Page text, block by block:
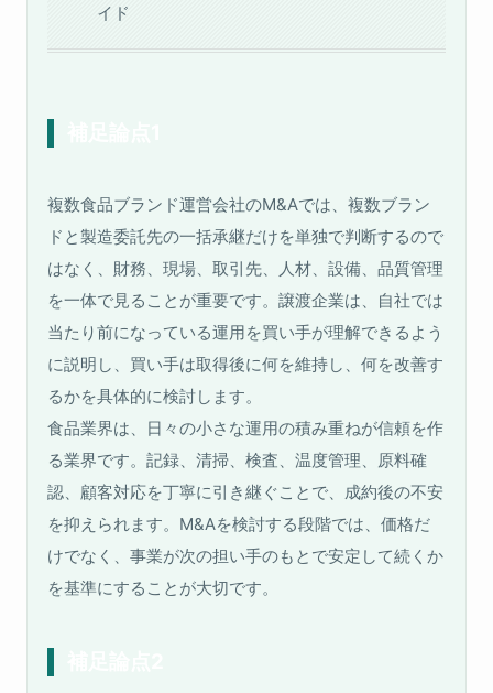
イド
複数食品ブランド運営会社のM&Aでは、複数ブラン
ドと製造委託先の一括承継だけを単独で判断するので
はなく、財務、現場、取引先、人材、設備、品質管理
を一体で見ることが重要です。譲渡企業は、自社では
当たり前になっている運用を買い手が理解できるよう
に説明し、買い手は取得後に何を維持し、何を改善す
るかを具体的に検討します。
食品業界は、日々の小さな運用の積み重ねが信頼を作
る業界です。記録、清掃、検査、温度管理、原料確
認、顧客対応を丁寧に引き継ぐことで、成約後の不安
を抑えられます。M&Aを検討する段階では、価格だ
けでなく、事業が次の担い手のもとで安定して続くか
を基準にすることが大切です。